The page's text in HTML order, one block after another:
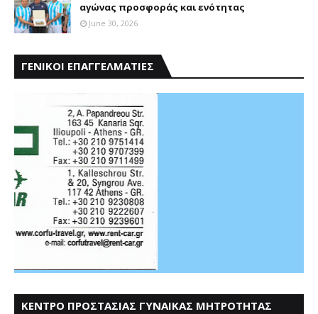
αγώνας προσφοράς και ενότητας
June 30, 2026
ΓΕΝΙΚΟΙ ΕΠΑΓΓΕΛΜΑΤΙΕΣ
ΚΕΝΤΡΟ ΠΡΟΣΤΑΣΙΑΣ ΓΥΝΑΙΚΑΣ ΜΗΤΡΟΤΗΤΑΣ